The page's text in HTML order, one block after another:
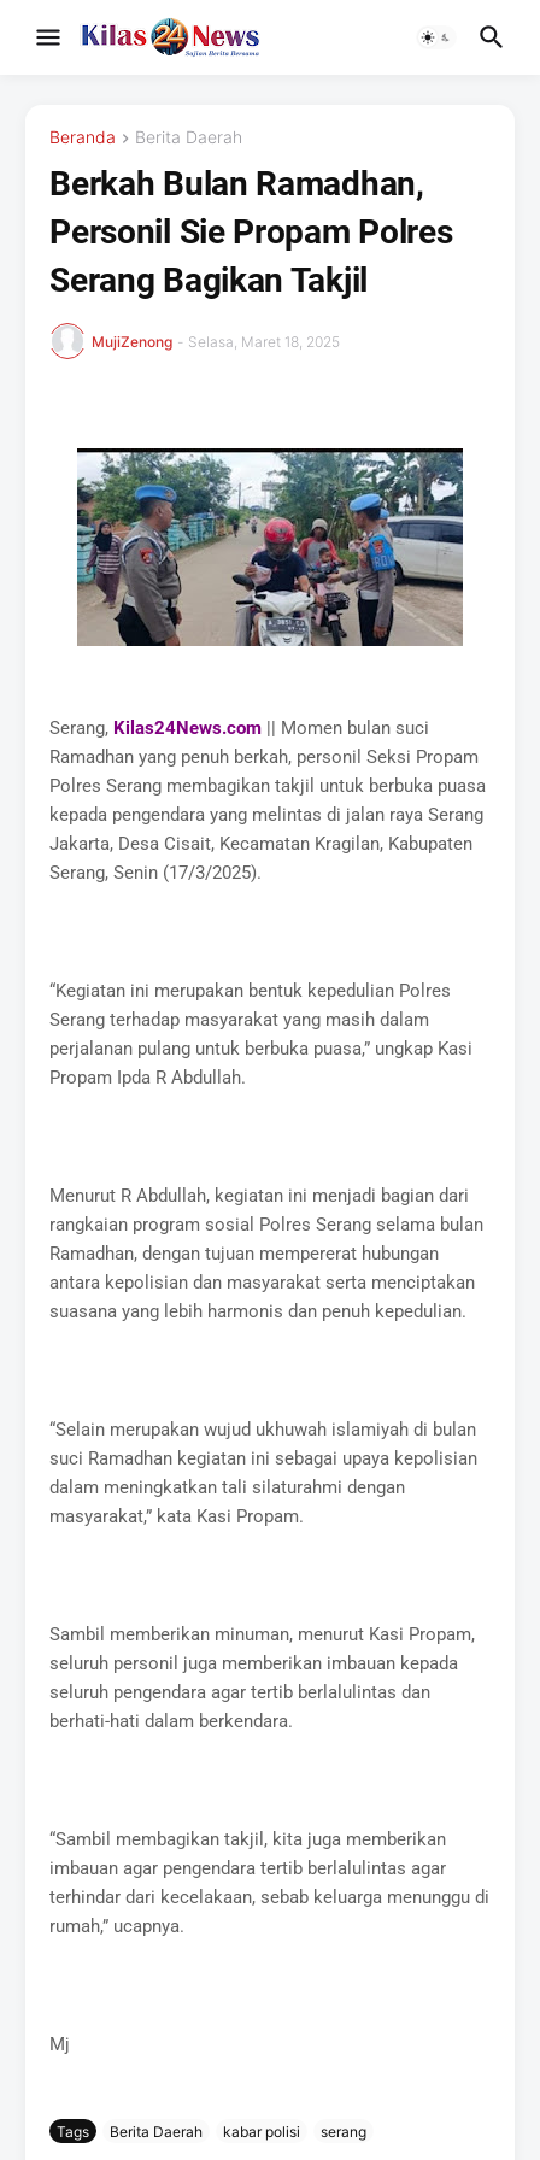
Beranda Berita Daerah
Berkah Bulan Ramadhan,
Personil Sie Propam Polres
Serang Bagikan Takjil
MujiZenong - Selasa, Maret 18, 2025
Serang, Kilas24News.com || Momen bulan suci
Ramadhan yang penuh berkah, personil Seksi Propam
Polres Serang membagikan takjil untuk berbuka puasa
kepada pengendara yang melintas di jalan raya Serang
Jakarta, Desa Cisait, Kecamatan Kragilan, Kabupaten
Serang, Senin (17/3/2025).
“Kegiatan ini merupakan bentuk kepedulian Polres
Serang terhadap masyarakat yang masih dalam
perjalanan pulang untuk berbuka puasa,” ungkap Kasi
Propam Ipda R Abdullah.
Menurut R Abdullah, kegiatan ini menjadi bagian dari
rangkaian program sosial Polres Serang selama bulan
Ramadhan, dengan tujuan mempererat hubungan
antara kepolisian dan masyarakat serta menciptakan
suasana yang lebih harmonis dan penuh kepedulian.
“Selain merupakan wujud ukhuwah islamiyah di bulan
suci Ramadhan kegiatan ini sebagai upaya kepolisian
dalam meningkatkan tali silaturahmi dengan
masyarakat,” kata Kasi Propam.
Sambil memberikan minuman, menurut Kasi Propam,
seluruh personil juga memberikan imbauan kepada
seluruh pengendara agar tertib berlalulintas dan
berhati-hati dalam berkendara.
“Sambil membagikan takjil, kita juga memberikan
imbauan agar pengendara tertib berlalulintas agar
terhindar dari kecelakaan, sebab keluarga menunggu di
rumah,” ucapnya.
Mj
Tags Berita Daerah kabar polisi serang